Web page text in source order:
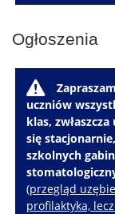
Ogłoszenia
W
uczniów
klas, zwłaszcza
się
szkolnych
(przegląd
profilaktyka,